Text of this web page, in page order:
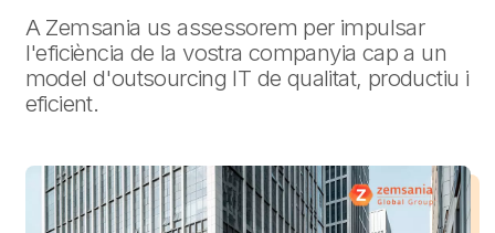
A Zemsania us assessorem per impulsar
l'eficiència de la vostra companyia cap a un
model d'outsourcing IT de qualitat, productiu i
eficient.